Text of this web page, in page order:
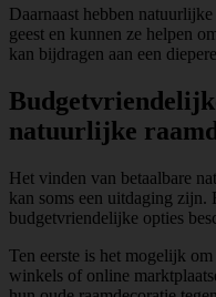
Daarnaast hebben
geest en kunnen ze helpen
kan bijdragen aan een
natuurlijke
Het vinden van betaalbare
kan soms een uitdaging zijn.
budgetvriendelijke opties
Ten eerste is het mogelijk
winkels of online